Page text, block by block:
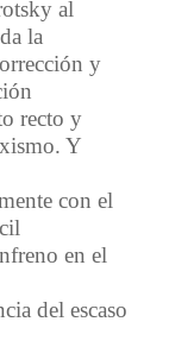
al
la
y
recto y
Y
con el
en el
del escaso